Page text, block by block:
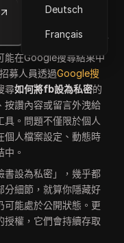
Deutsch
Français
能在Google搜尋結果中
募人員透過Google搜
尋如何將fb設為私密的
按讚內容或留言外洩給
具。問題不僅限於個人
個人檔案設定、動態時
。
書設為私密」，幾乎都
分細節，就算你隱藏好
可能處於公開狀態。更
授權，它們會持續存取